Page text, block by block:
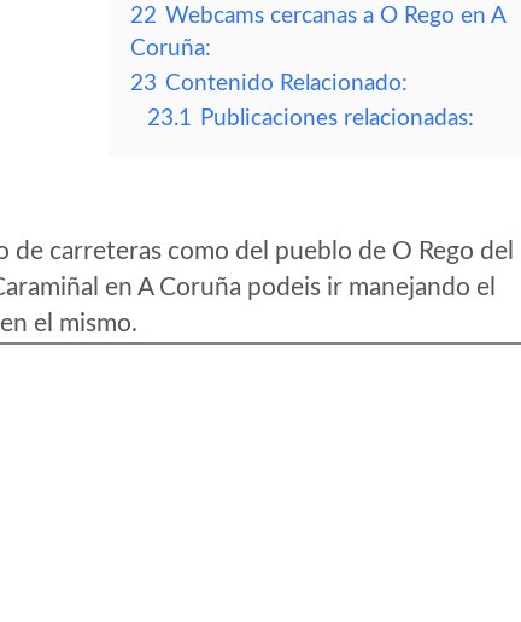
22 Webcams cercanas a O Rego en A
Coruña:
23 Contenido Relacionado:
23.1 Publicaciones relacionadas:
carreteras como del pueblo de O Rego del
en A Coruña podeis ir manejando el
el mismo.